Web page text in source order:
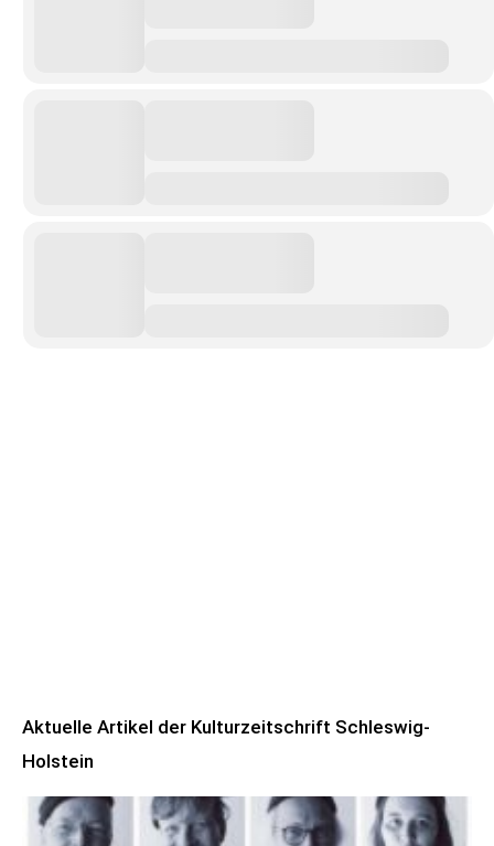
Aktuelle Artikel der Kulturzeitschrift Schleswig-
Holstein